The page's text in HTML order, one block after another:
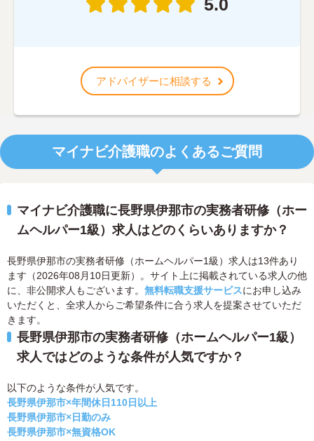
5.0
アドバイザーに相談する
マイナビ介護職のよくあるご質問
マイナビ介護職に長野県伊那市の実務者研修（ホー
ムヘルパー1級）求人はどのくらいありますか？
長野県伊那市の実務者研修（ホームヘルパー1級）求人は13件あり
ます（2026年08月10日更新）。サイト上に掲載されている求人の他
に、非公開求人もございます。 無料転職支援サービスにお申し込み
いただくと、全求人からご希望条件に合う求人を提案させていただ
きます。
長野県伊那市の実務者研修（ホームヘルパー1級）
求人ではどのような条件が人気ですか？
以下のような条件が人気です。
長野県伊那市×年間休日110日以上
長野県伊那市×日勤のみ
長野県伊那市×無資格OK